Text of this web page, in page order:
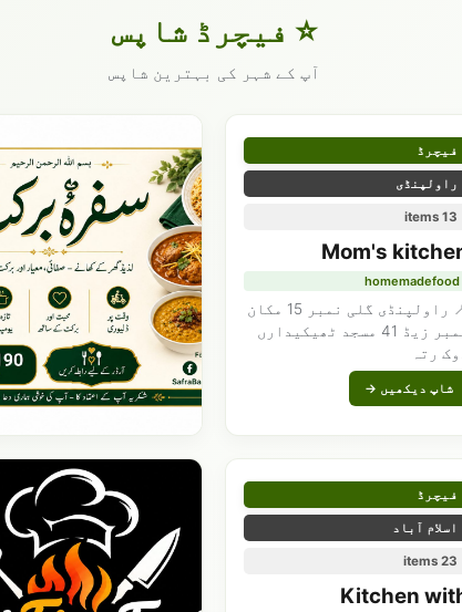
⭐ فیچرڈ شاپس
آپ کے شہر کی بہترین شاپس
فیچرڈ
راولپنڈی
13 items
Mom's
homemadefood
📍 راولپنڈی گلی نمبر 15 مکان
نمبر زیڈ 41 مسجد ٹھیکیدارں
رتہ
شاپ دیکھیں →
فیچرڈ
اسلام آباد
23 items
Kitchen